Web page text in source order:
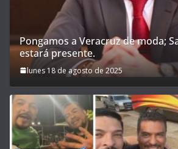
Pongamos a Veracruz de moda;
estará presente.
lunes 18 de agosto de 2025